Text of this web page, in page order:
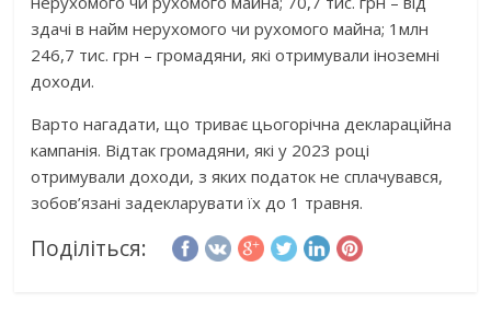
здачі в найм нерухомого чи рухомого майна; 1млн
246,7 тис. грн – громадяни, які отримували іноземні
доходи.
Варто нагадати, що триває цьогорічна деклараційна
кампанія. Відтак громадяни, які у 2023 році
отримували доходи, з яких податок не сплачувався,
зобов’язані задекларувати їх до 1 травня.
Поділіться: